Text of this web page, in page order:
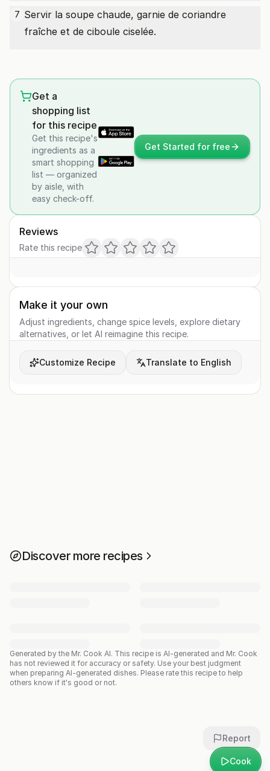
Cook
7 Servir la soupe chaude, garnie de coriandre
fraîche et de ciboule ciselée.
Get a
shopping list
for this recipe
Get this recipe's
ingredients as a
smart shopping
list — organized
by aisle, with
easy check-off.
Get Started for free
Reviews
Rate this recipe
Make it your own
Adjust ingredients, change spice levels, explore dietary
alternatives, or let AI reimagine this recipe.
Customize Recipe Translate to English
Discover more recipes
Generated by the Mr. Cook AI. This recipe is AI-generated and Mr. Cook
has not reviewed it for accuracy or safety. Use your best judgment
when preparing AI-generated dishes. Please rate this recipe to help
others know if it's good or not.
Report